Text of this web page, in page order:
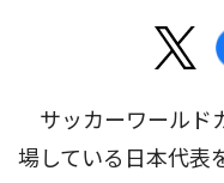
サッカーワールド
場している日本代表